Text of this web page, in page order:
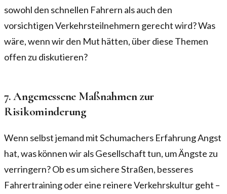
sowohl den schnellen Fahrern als auch den
vorsichtigen Verkehrsteilnehmern gerecht wird? Was
wäre, wenn wir den Mut hätten, über diese Themen
offen zu diskutieren?
7. Angemessene Maßnahmen zur
Risikominderung
Wenn selbst jemand mit Schumachers Erfahrung Angst
hat, was können wir als Gesellschaft tun, um Ängste zu
verringern? Ob es um sichere Straßen, besseres
Fahrertraining oder eine reinere Verkehrskultur geht –